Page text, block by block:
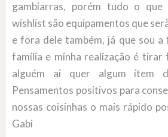
gambiarras, porém tudo o
wishlist são equipamentos que
e fora dele também, já que sou
família e minha realização é
alguém ai quer algum ítem
Pensamentos positivos para
nossas coisinhas o mais rápido
Gabi